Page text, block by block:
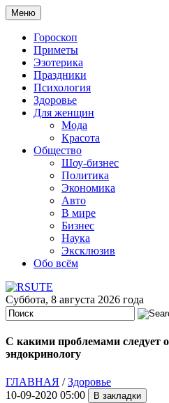
Меню
Гороскоп
Приметы
Эзотерика
Праздники
Психология
Здоровье
Для женщин
Мода
Красота
Общество
Шоу-бизнес
Политика
Экономика
Авто
В мире
Бизнес
Наука
Эксклюзив
Обо всём
Суббота, 8 августа 2026 года
С какими проблемами следует
эндокринологу
ГЛАВНАЯ /Здоровье
10-09-2020 05:00